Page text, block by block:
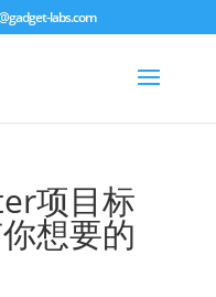
labs.com
项目标
想要的